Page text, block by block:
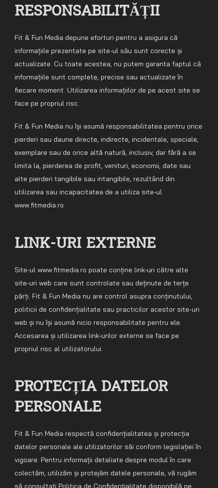
RESPONSABILITĂȚII
Fit & Fun Media depune eforturi pentru a asigura că
informațiile prezentate pe site-ul său sunt corecte și
actualizate. Cu toate acestea, nu putem garanta faptul că
informațiile sunt complete, precise sau actualizate în
fiecare moment. Utilizarea informațiilor de pe acest site se
face pe propriul risc.
Fit & Fun Media nu își asumă responsabilitatea pentru orice
pierderi sau daune directe, indirecte, incidentale, speciale,
exemplare sau de orice altă natură, inclusiv, dar fără a se
limita la, pierderea de profit, venituri, economii, date sau
alte pierderi tangibile sau intangibile, rezultând din
utilizarea sau incapacitatea de a utiliza site-ul
www.fitmedia.ro.
LINK-URI EXTERNE
Site-ul www.fitmedia.ro poate conține link-uri către alte
site-uri web care sunt controlate sau deținute de terțe
părți. Fit & Fun Media nu are control asupra conținutului,
politicii de confidențialitate sau practicilor acestor site-uri
web și nu își asumă nicio responsabilitate pentru ele.
Accesarea și utilizarea link-urilor externe se face pe
propriul risc al utilizatorului.
PROTECȚIA DATELOR
PERSONALE
Fit & Fun Media respectă confidențialitatea și protecția
datelor personale ale utilizatorilor săi conform legislației în
vigoare. Pentru informații detaliate despre modul în care
colectăm, utilizăm și protejăm datele personale, vă rugăm